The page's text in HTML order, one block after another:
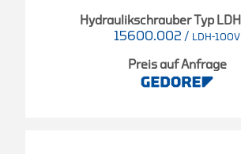
Hydraulikschrauber Typ
15600.002 / LDH-100V
Preis auf Anfrage